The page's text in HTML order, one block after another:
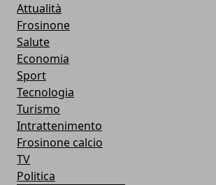
Attualità
Frosinone
Salute
Economia
Sport
Tecnologia
Turismo
Intrattenimento
Frosinone calcio
TV
Politica